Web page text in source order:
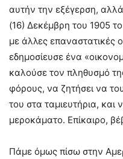
αυτήν την εξέγερση,
(16) Δεκέμβρη του 1905
με άλλες επαναστατικές
εδημοσίευσε ένα
καλούσε τον πληθυσμό
φόρους, να ζητήσει να
του στα ταμιευτήρια,
μεροκάματο. Επίκαιρο,
Πάμε όμως πίσω στην